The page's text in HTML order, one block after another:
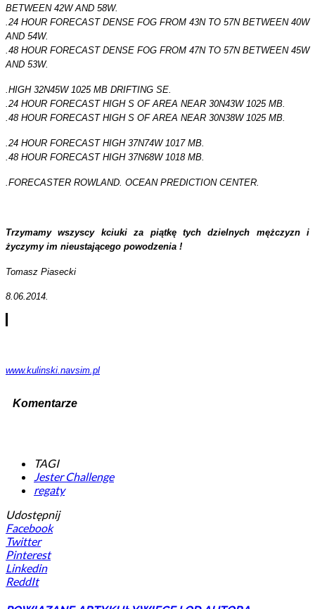
BETWEEN 42W AND 58W.
.24 HOUR FORECAST DENSE FOG FROM 43N TO 57N BETWEEN 40W
AND 54W.
.48 HOUR FORECAST DENSE FOG FROM 47N TO 57N BETWEEN 45W
AND 53W.
.HIGH 32N45W 1025 MB DRIFTING SE.
.24 HOUR FORECAST HIGH S OF AREA NEAR 30N43W 1025 MB.
.48 HOUR FORECAST HIGH S OF AREA NEAR 30N38W 1025 MB.
.24 HOUR FORECAST HIGH 37N74W 1017 MB.
.48 HOUR FORECAST HIGH 37N68W 1018 MB.
.FORECASTER ROWLAND. OCEAN PREDICTION CENTER.
Trzymamy wszyscy kciuki za piątkę tych dzielnych mężczyzn i
życzymy im nieustającego powodzenia !
Tomasz Piasecki
8.06.2014.
www.kulinski.navsim.pl
Komentarze
TAGI
Jester Challenge
regaty
Udostępnij
Facebook
Twitter
Pinterest
Linkedin
ReddIt